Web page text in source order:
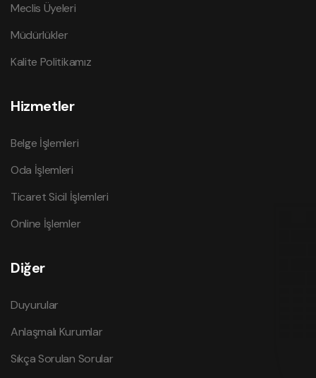
Meclis Üyeleri
Müdürlükler
Kalite Politikamız
Hizmetler
Belge İşlemleri
Oda İşlemleri
Ticaret Sicil İşlemleri
Online İşlemler
Diğer
Duyurular
Anlaşmalı Kurumlar
Sıkça Sorulan Sorular